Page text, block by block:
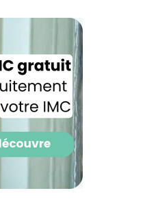
gratuitement 180
inédites de CROQ